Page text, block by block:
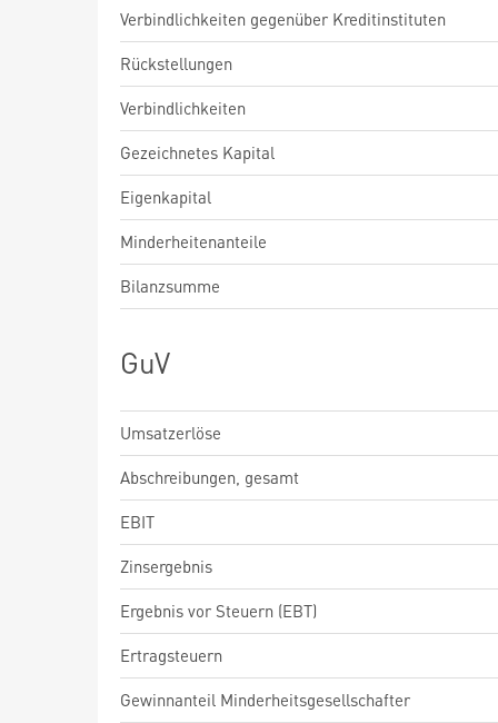
Verbindlichkeiten gegenüber Kreditinstituten
Rückstellungen
Verbindlichkeiten
Gezeichnetes Kapital
Eigenkapital
Minderheitenanteile
Bilanzsumme
GuV
Umsatzerlöse
Abschreibungen, gesamt
EBIT
Zinsergebnis
Ergebnis vor Steuern (EBT)
Ertragsteuern
Gewinnanteil Minderheitsgesellschafter